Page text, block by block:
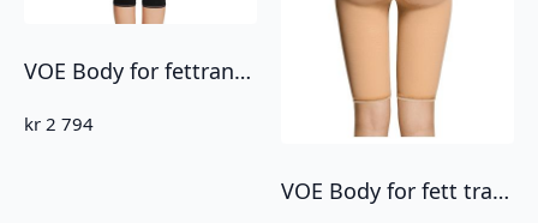
VOE Body for fettransplantasjon – under kne (3109)
kr 2 794
VOE Body for fett transtransplantasjon- over knee (3104)